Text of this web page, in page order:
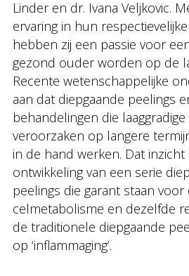
Linder en dr. Ivana Veljkovic.
ervaring in hun
hebben zij een passie voor
gezond ouder worden op de
Recente wetenschappelijke
aan dat diepgaande peelings
behandelingen die
veroorzaken op langere
in de hand werken. Dat
ontwikkeling van een serie
peelings die garant staan voor
celmetabolisme en dezelfde
de traditionele diepgaande
op ‘inflammaging’.